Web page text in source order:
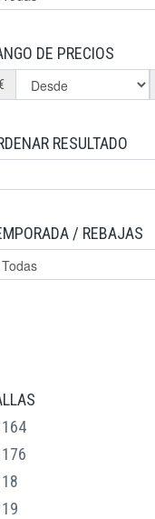
DE PRECIOS
RESULTADO
/ REBAJAS
164
176
18
19